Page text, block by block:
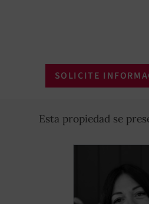
SOLICITE
Esta propiedad se